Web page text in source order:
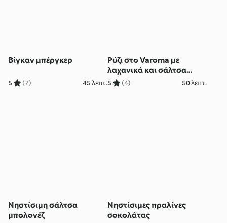
Βίγκαν μπέργκερ
5 (7) 45 λεπτ.
Ρύζι στο Varoma με
λαχανικά και σάλτσα
teriyaki
5 (4) 50 λεπτ.
Νηστίσιμη σάλτσα
μπολονέζ
Νηστίσιμες πραλίνες
σοκολάτας